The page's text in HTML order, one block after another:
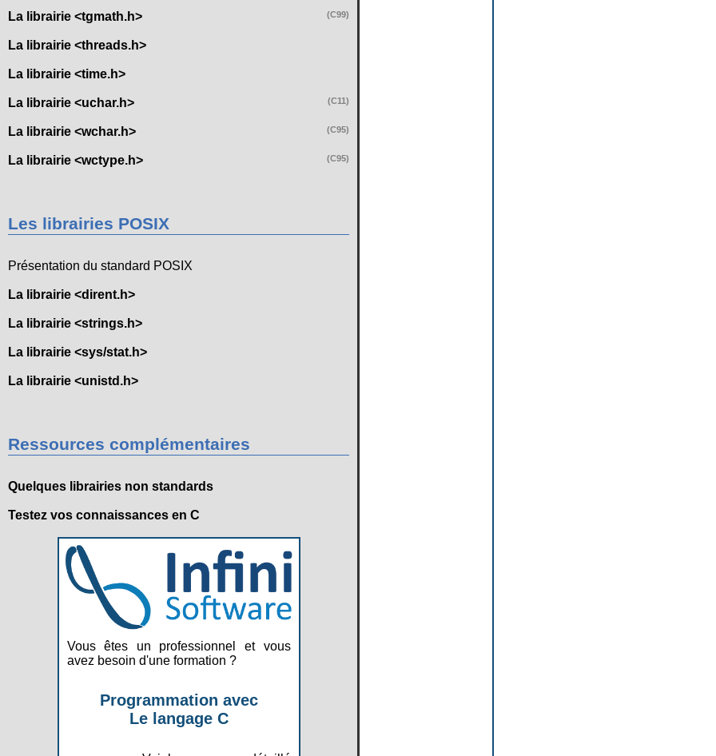
La librairie <tgmath.h> (C99)
La librairie <threads.h>
La librairie <time.h>
La librairie <uchar.h> (C11)
La librairie <wchar.h> (C95)
La librairie <wctype.h> (C95)
Les librairies POSIX
Présentation du standard POSIX
La librairie <dirent.h>
La librairie <strings.h>
La librairie <sys/stat.h>
La librairie <unistd.h>
Ressources complémentaires
Quelques librairies non standards
Testez vos connaissances en C
Vous êtes un professionnel et vous
avez besoin d'une formation ?
Programmation avec
Le langage C